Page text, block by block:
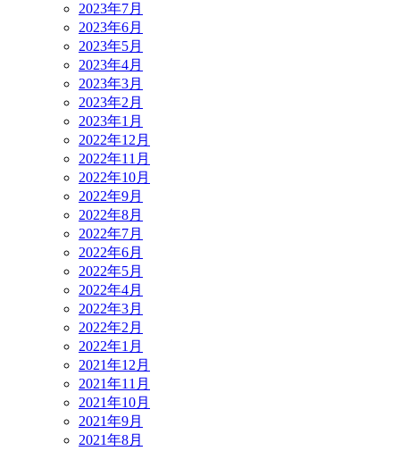
2023年7月
2023年6月
2023年5月
2023年4月
2023年3月
2023年2月
2023年1月
2022年12月
2022年11月
2022年10月
2022年9月
2022年8月
2022年7月
2022年6月
2022年5月
2022年4月
2022年3月
2022年2月
2022年1月
2021年12月
2021年11月
2021年10月
2021年9月
2021年8月